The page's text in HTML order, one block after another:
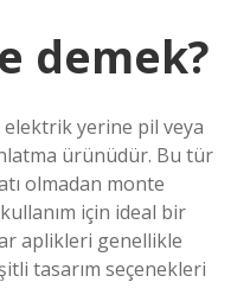
demek?
elektrik yerine pil veya
ürünüdür. Bu tür
olmadan monte
için ideal bir
aplikleri genellikle
tasarım seçenekleri